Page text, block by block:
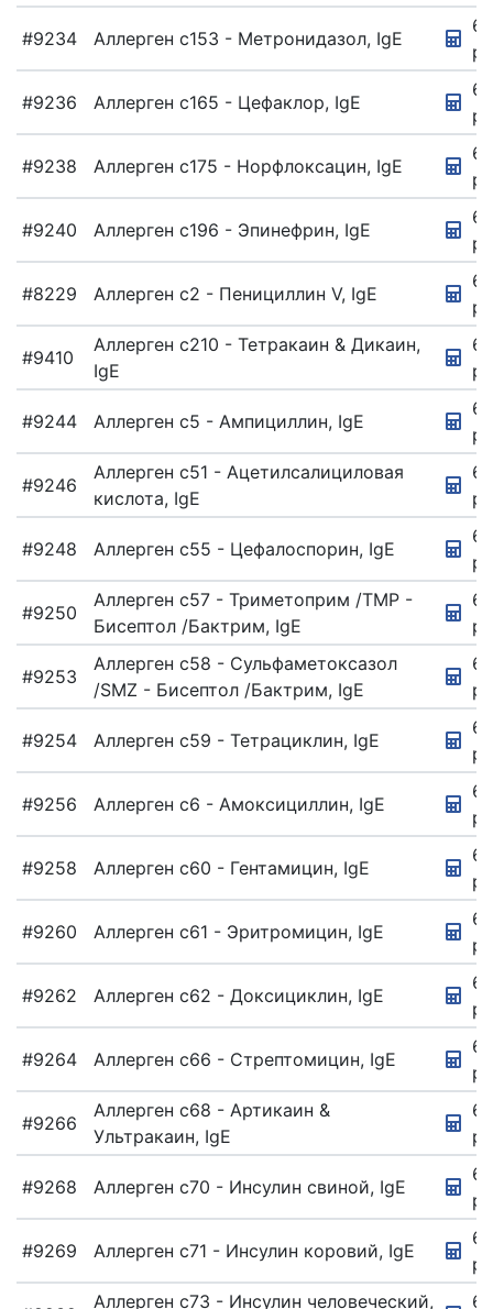
#9234 Аллерген c153 - Метронидазол, IgE
#9236 Аллерген c165 - Цефаклор, IgE
#9238 Аллерген c175 - Норфлоксацин, IgE
#9240 Аллерген c196 - Эпинефрин, IgE
#8229 Аллерген c2 - Пенициллин V, IgE
#9410
Аллерген c210 - Тетракаин & Дикаин,
IgE
#9244 Аллерген c5 - Ампициллин, IgE
#9246
Аллерген c51 - Ацетилсалициловая
кислота, IgE
#9248 Аллерген c55 - Цефалоспорин, IgE
#9250
Аллерген c57 - Триметоприм /TMP -
Бисептол /Бактрим, IgE
#9253
Аллерген c58 - Сульфаметоксазол
/SMZ - Бисептол /Бактрим, IgE
#9254 Аллерген c59 - Тетрациклин, IgE
#9256 Аллерген c6 - Амоксициллин, IgE
#9258 Аллерген c60 - Гентамицин, IgE
#9260 Аллерген c61 - Эритромицин, IgE
#9262 Аллерген c62 - Доксициклин, IgE
#9264 Аллерген c66 - Стрептомицин, IgE
#9266
Аллерген c68 - Артикаин &
Ультракаин, IgE
#9268 Аллерген c70 - Инсулин свиной, IgE
#9269 Аллерген c71 - Инсулин коровий, IgE
Аллерген c73 - Инсулин человеческий,